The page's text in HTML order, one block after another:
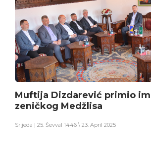
Muftija Dizdarević primio
zeničkog Medžlisa
Srijeda | 25. Ševval 1446 \ 23. April 2025